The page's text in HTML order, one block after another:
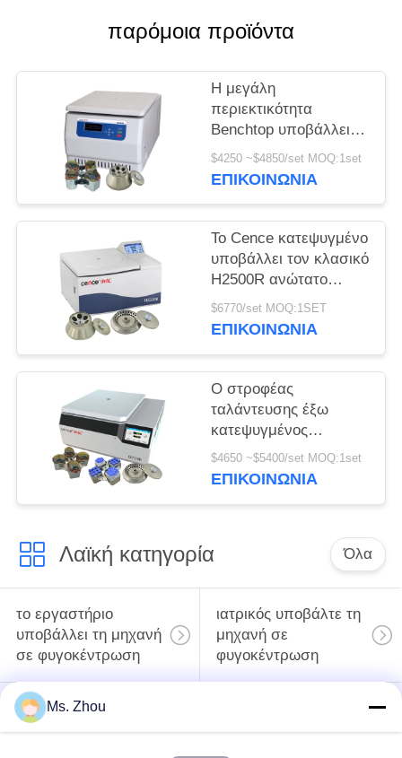
παρόμοια προϊόντα
Η μεγάλη
περιεκτικότητα
Benchtop υποβάλλει
H2050R με το στροφέα
ταλάντευσης 4*750ml
$4250 ~$4850/set MOQ:1set
ΕΠΙΚΟΙΝΩΝΊΑ
Το Cence κατεψυγμένο
υποβάλλει τον κλασικό
H2500R ανώτατο
στροφέα γωνίας
ικανότητας 6x100ml
$6770/set MOQ:1SET
ΕΠΙΚΟΙΝΩΝΊΑ
Ο στροφέας
ταλάντευσης έξω
κατεψυγμένος
υποβάλλει τη μηχανή
CHT210R 4*750ml σε
$4650 ~$5400/set MOQ:1set
ΕΠΙΚΟΙΝΩΝΊΑ
Λαϊκή κατηγορία Όλα
το εργαστήριο
υποβάλλει τη μηχανή
σε φυγοκέντρωση
ιατρικός υποβάλτε τη
μηχανή σε
φυγοκέντρωση
PRP PRF υποβάλλει
υποβάλτε τη μηχανή
Ms. Zhou